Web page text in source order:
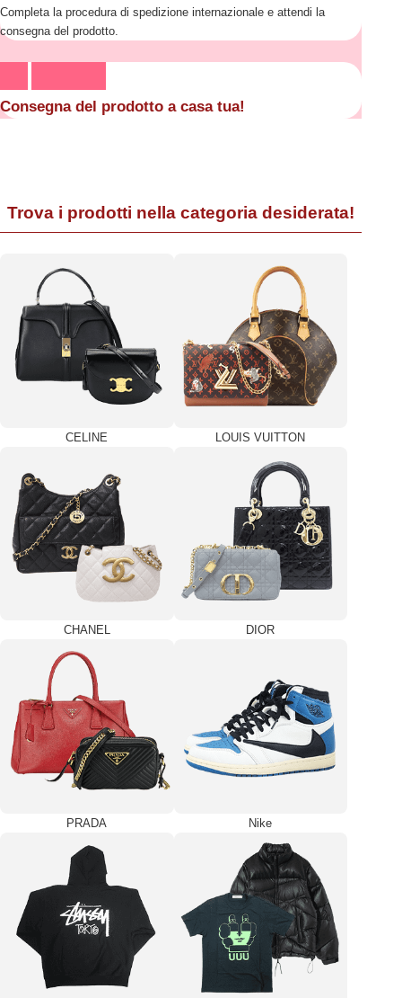
Completa la procedura di spedizione internazionale e attendi la
consegna del prodotto.
Consegna del prodotto a casa tua!
Trova i prodotti nella categoria desiderata!
CELINE LOUIS VUITTON
CHANEL DIOR
PRADA Nike